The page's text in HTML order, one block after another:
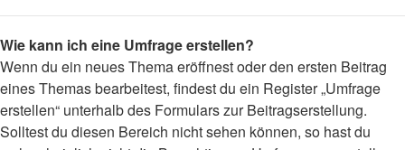
Wie kann ich eine Umfrage erstellen?
Wenn du ein neues Thema eröffnest oder den ersten Beitrag
eines Themas bearbeitest, findest du ein Register „Umfrage
erstellen“ unterhalb des Formulars zur Beitragserstellung.
Solltest du diesen Bereich nicht sehen können, so hast du